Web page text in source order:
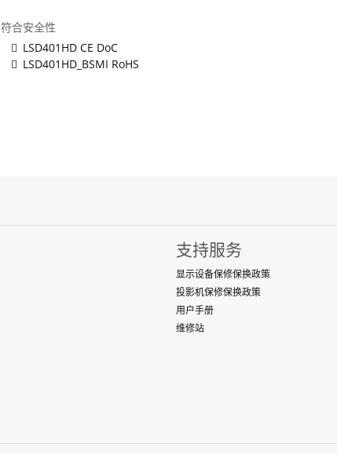
符合安全性
LSD401HD CE DoC
LSD401HD_BSMI RoHS
支持服务
显示设备保修保换政策
投影机保修保换政策
用户手册
维修站